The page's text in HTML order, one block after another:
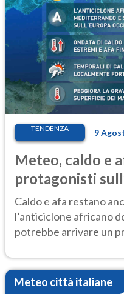
TENDENZA 9
Meteo, caldo e
protagonisti
Caldo e afa restano
l’anticiclone africano
potrebbe arrivare un
Meteo città italiane